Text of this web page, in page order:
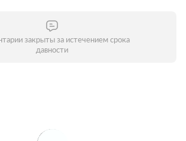
закрыты за истечением срока
давности